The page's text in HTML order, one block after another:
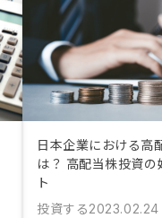
日本企業における高
は？ 高配当株投資
ト
投資する2023.02.24